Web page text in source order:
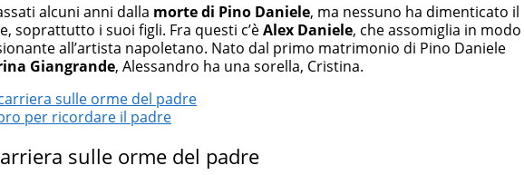
di notizie originali. Dalle tendenze del momento ai fatti più strani alle scoperte
divertenti: mille storie da scoprire ogni giorno”
alcuni anni dalla morte di Pino Daniele, ma nessuno ha dimenticato il
soprattutto i suoi figli. Fra questi c’èAlex Daniele, che assomiglia in modo
all’artista napoletano. Nato dal primo matrimonio di Pino Daniele
Giangrande, Alessandro ha una sorella, Cristina.
sulle orme del padre
per ricordare il padre
sulle orme del padre